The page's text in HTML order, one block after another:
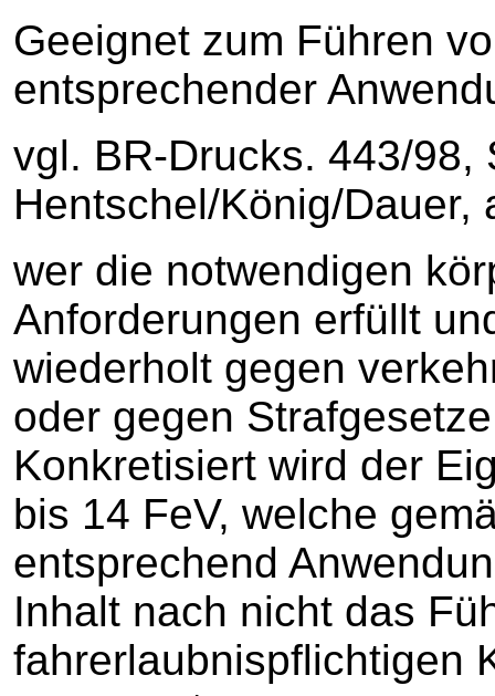
Geeignet zum Führen
entsprechender
vgl. BR-Drucks. 443/98,
Hentschel/König/Dauer,
wer die notwendigen
Anforderungen erfüllt
wiederholt gegen
oder gegen
Konkretisiert wird der
bis 14 FeV, welche
entsprechend
Inhalt nach nicht das
fahrerlaubnispflichtigen